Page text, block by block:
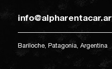
info@alpharentacar.ar
Bariloche, Patagonia, Argentina